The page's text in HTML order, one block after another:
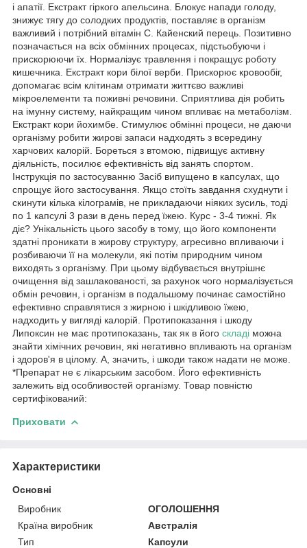
і апатії. Екстракт гіркого апельсина. Блокує напади голоду,
знижує тягу до солодких продуктів, поставляє в організм
важливий і потрібний вітамін C. Кайенский перець. Позитивно
позначається на всіх обмінних процесах, підстьобуючи і
прискорюючи їх. Нормалізує травлення і покращує роботу
кишечника. Екстракт кори білої верби. Прискорює кровообіг,
допомагає всім клітинам отримати життєво важливі
мікроелементи та поживні речовини. Сприятлива дія робить
на імунну систему, найкращим чином впливає на метаболізм.
Екстракт кори йохимбе. Стимулює обмінні процеси, не даючи
організму робити жирові запаси надходять з всередину
харчових калорій. Бореться з втомою, підвищує активну
діяльність, посилює ефективність від занять спортом.
Інструкція по застосуванню Засіб випущено в капсулах, що
спрощує його застосування. Якщо стоїть завдання схуднути і
скинути кілька кілограмів, не прикладаючи ніяких зусиль, тоді
по 1 капсулі 3 рази в день перед їжею. Курс - 3-4 тижні. Як
діє? Унікальність цього засобу в тому, що його компоненти
здатні проникати в жирову структуру, агресивно впливаючи і
розбиваючи її на молекули, які потім природним чином
виходять з організму. При цьому відбувається внутрішнє
очищення від зашлакованості, за рахунок чого нормалізується
обмін речовин, і організм в подальшому починає самостійно
ефективно справлятися з жирною і шкідливою їжею,
надходить у вигляді калорій. Протипоказання і шкоду
Липоксин не має протипоказань, так як в його складі можна
знайти хімічних речовин, які негативно впливають на організм
і здоров'я в цілому. А, значить, і шкоди також надати не може.
*Препарат не є лікарським засобом. Його ефективність
залежить від особливостей організму. Товар повністю
сертифікований:
Приховати
Характеристики
Основні
Виробник
ОГОЛОШЕННЯ
Країна виробник
Австралія
Тип
Капсули